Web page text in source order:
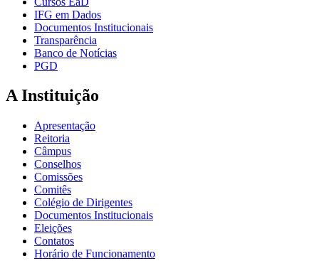
IFG em Dados
Documentos Institucionais
Transparência
Banco de Notícias
PGD
A Instituição
Apresentação
Reitoria
Câmpus
Conselhos
Comissões
Comitês
Colégio de Dirigentes
Documentos Institucionais
Eleições
Contatos
Horário de Funcionamento